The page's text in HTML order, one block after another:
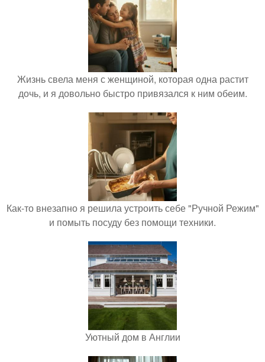
Жизнь свела меня с женщиной, которая одна растит
дочь, и я довольно быстро привязался к ним обеим.
Как-то внезапно я решила устроить себе "Ручной Режим"
и помыть посуду без помощи техники.
Уютный дом в Англии